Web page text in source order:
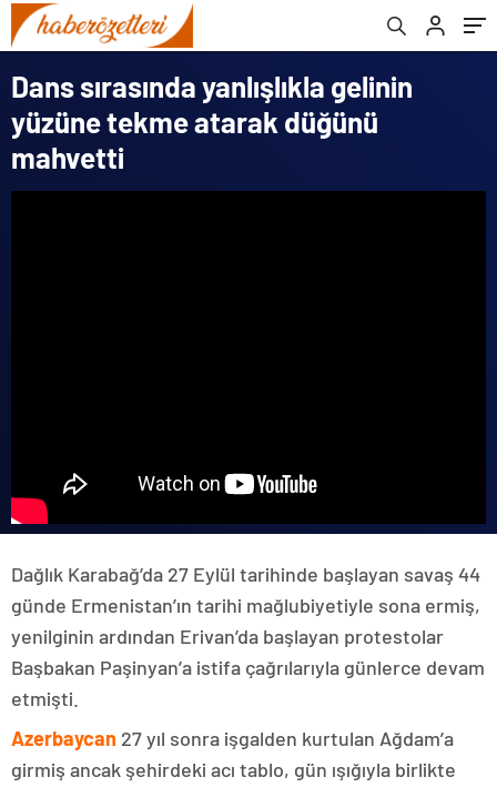
Dans sırasında yanlışlıkla gelinin
yüzüne tekme atarak düğünü
mahvetti
Dağlık Karabağ’da 27 Eylül tarihinde başlayan savaş 44
günde Ermenistan’ın tarihi mağlubiyetiyle sona ermiş,
yenilginin ardından Erivan’da başlayan protestolar
Başbakan Paşinyan’a istifa çağrılarıyla günlerce devam
etmişti.
Azerbaycan 27 yıl sonra işgalden kurtulan Ağdam’a
girmiş ancak şehirdeki acı tablo, gün ışığıyla birlikte